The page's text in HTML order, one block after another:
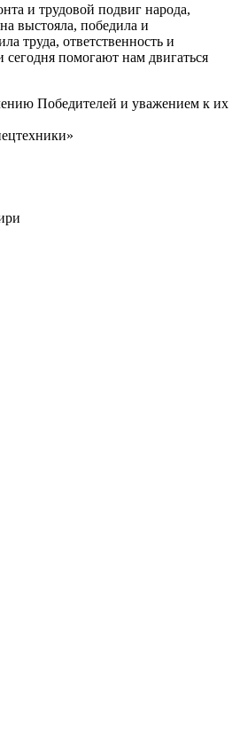
и трудовой подвиг народа,
выстояла, победила и
труда, ответственность и
сегодня помогают нам двигаться
Победителей и уважением к их